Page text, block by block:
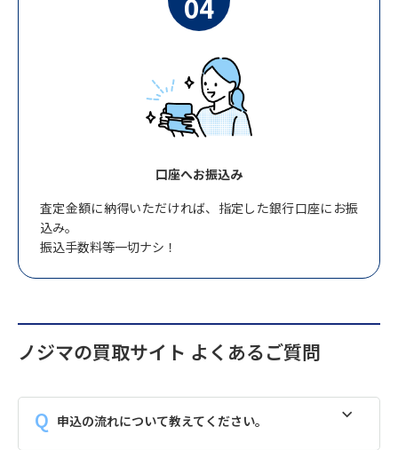
口座へお振込み
査定金額に納得いただければ、指定した銀行口座にお振
込み。
振込手数料等一切ナシ！
ノジマの買取サイト よくあるご質問
申込の流れについて教えてください。